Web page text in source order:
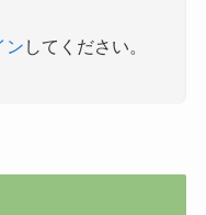
ン してください。